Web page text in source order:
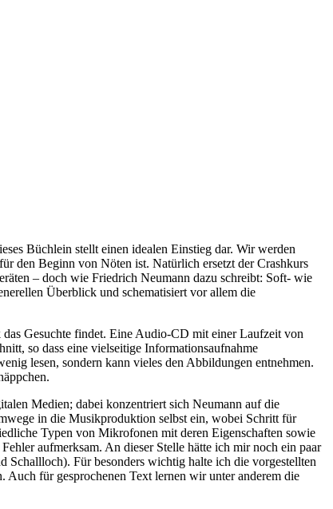
Büchlein stellt einen idealen Einstieg dar. Wir werden
den Beginn von Nöten ist. Natürlich ersetzt der Crashkurs
– doch wie Friedrich Neumann dazu schreibt: Soft- wie
Überblick und schematisiert vor allem die
Gesuchte findet. Eine Audio-CD mit einer Laufzeit von
so dass eine vielseitige Informationsaufnahme
lesen, sondern kann vieles den Abbildungen entnehmen.
Medien; dabei konzentriert sich Neumann auf die
in die Musikproduktion selbst ein, wobei Schritt für
Typen von Mikrofonen mit deren Eigenschaften sowie
aufmerksam. An dieser Stelle hätte ich mir noch ein paar
Für besonders wichtig halte ich die vorgestellten
Auch für gesprochenen Text lernen wir unter anderem die